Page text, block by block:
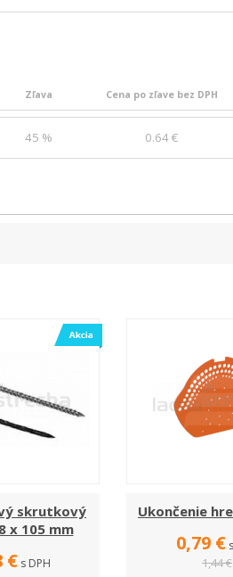
Zľava Cena po zľave bez DPH
45 % 0.64 €
skrutkový
x 105 mm
€ s DPH
Ukončenie
0,79 €
1,44 €